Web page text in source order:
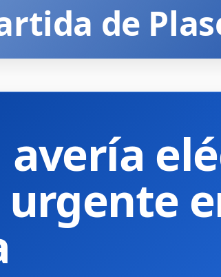
de
avería